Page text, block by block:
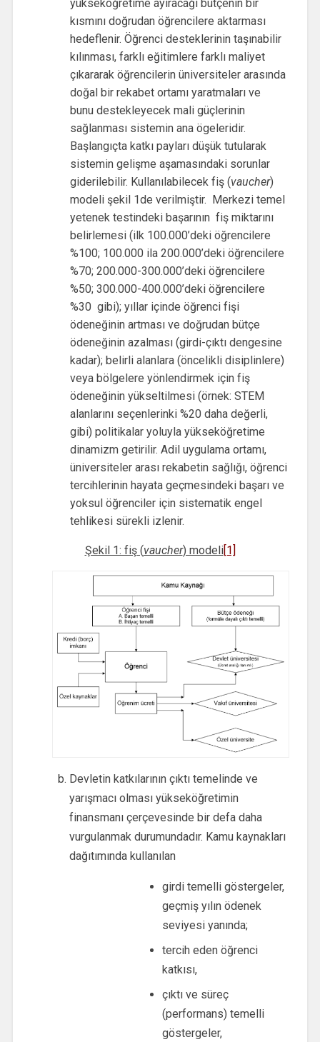
yükseköğretime ayıracağı bütçenin bir
kısmını doğrudan öğrencilere aktarması
hedeflenir. Öğrenci desteklerinin taşınabilir
kılınması, farklı eğitimlere farklı maliyet
çıkararak öğrencilerin üniversiteler arasında
doğal bir rekabet ortamı yaratmaları ve
bunu destekleyecek mali güçlerinin
sağlanması sistemin ana ögeleridir.
Başlangıçta katkı payları düşük tutularak
sistemin gelişme aşamasındaki sorunlar
giderilebilir. Kullanılabilecek fiş (vaucher)
modeli şekil 1de verilmiştir. Merkezi temel
yetenek testindeki başarının fiş miktarını
belirlemesi (ilk 100.000’deki öğrencilere
%100; 100.000 ila 200.000’deki öğrencilere
%70; 200.000-300.000’deki öğrencilere
%50; 300.000-400.000’deki öğrencilere
%30 gibi); yıllar içinde öğrenci fişi
ödeneğinin artması ve doğrudan bütçe
ödeneğinin azalması (girdi-çıktı dengesine
kadar); belirli alanlara (öncelikli disiplinlere)
veya bölgelere yönlendirmek için fiş
ödeneğinin yükseltilmesi (örnek: STEM
alanlarını seçenlerinki %20 daha değerli,
gibi) politikalar yoluyla yükseköğretime
dinamizm getirilir. Adil uygulama ortamı,
üniversiteler arası rekabetin sağlığı, öğrenci
tercihlerinin hayata geçmesindeki başarı ve
yoksul öğrenciler için sistematik engel
tehlikesi sürekli izlenir.
Şekil 1: fiş (vaucher) modeli[1]
Devletin katkılarının çıktı temelinde ve
yarışmacı olması yükseköğretimin
finansmanı çerçevesinde bir defa daha
vurgulanmak durumundadır. Kamu kaynakları
dağıtımında kullanılan
girdi temelli göstergeler,
geçmiş yılın ödenek
seviyesi yanında;
tercih eden öğrenci
katkısı,
çıktı ve süreç
(performans) temelli
göstergeler,